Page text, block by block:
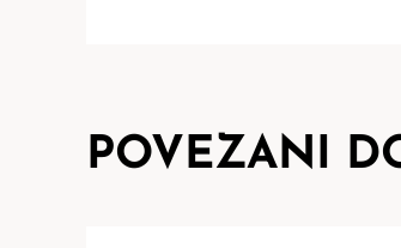
POVEZANI